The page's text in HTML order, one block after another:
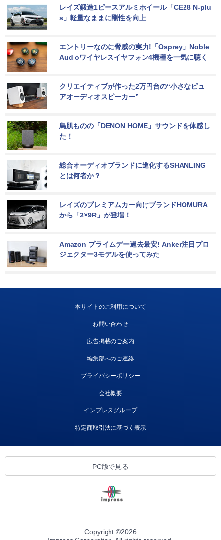
レイズ鍛造1ピースアルミホイール「CE28 N-plu
s」軽量なままに剛性を向上
エントリーなのに脅威の実力!「Osprey」Noble
Audioワイヤレスイヤフォン4機種を一気に聴く
クリエイティブが作った2万円台の“小さなピュ
アオーディオスピーカー”
鳥肌ものの「DENON HOME」サウンドを体感し
た！
総合オーディオブランドに進化するSHANLING
とは何者か？
レイズのプレミアムカー向けブランドHOMURA
から「2×9R」が登場！
Amazon プライムデー過去最安! Anker注目プロ
ジェクター3モデルを使ってみた
本サイトのご利用について
お問い合わせ
広告掲載のご案内
編集部へのご連絡
プライバシーポリシー
会社概要
インプレスグループ
特定商取引法に基づく表示
PC版で見る
Copyright ©2026